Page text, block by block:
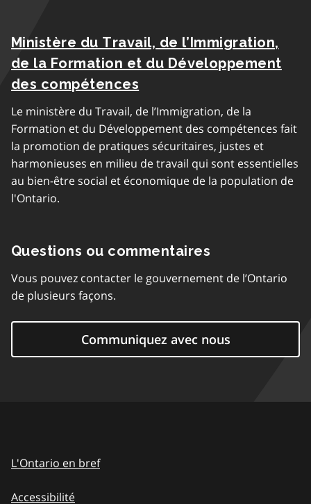
Ministère du Travail, de l’Immigration,
de la Formation et du Développement
des compétences
Le ministère du Travail, de l’Immigration, de la
Formation et du Développement des compétences fait
la promotion de pratiques sécuritaires, justes et
harmonieuses en milieu de travail qui sont essentielles
au bien-être social et économique de la population de
l'Ontario.
Questions ou commentaires
Vous pouvez contacter le gouvernement de l’Ontario
de plusieurs façons.
Communiquez avec nous
L'Ontario en bref
Accessibilité